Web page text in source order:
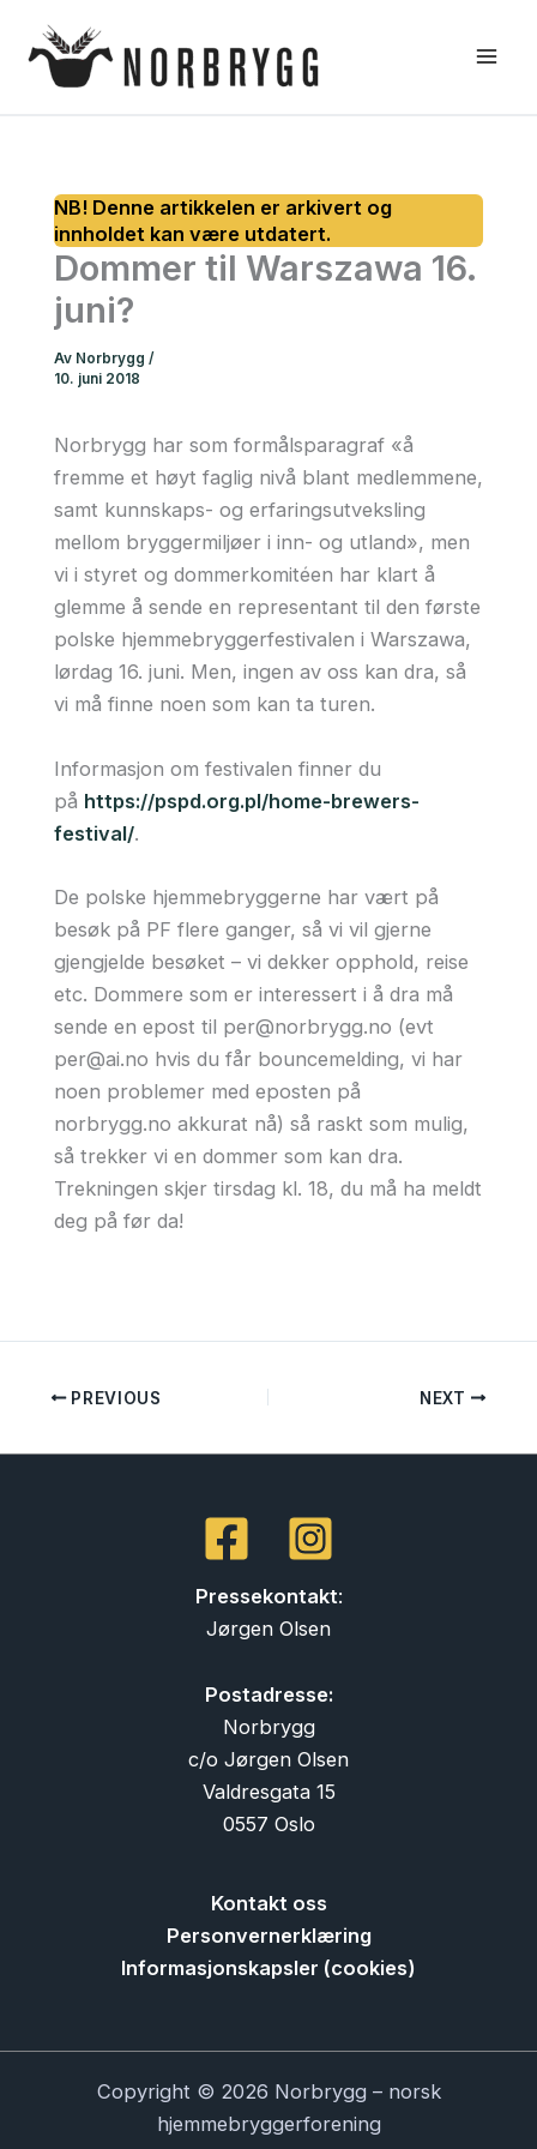
rett
Dommer til Warszawa 16.
juni?
Av Norbrygg /
10. juni 2018
Norbrygg har som formålsparagraf «å
fremme et høyt faglig nivå blant medlemmene,
samt kunnskaps- og erfaringsutveksling
mellom bryggermiljøer i inn- og utland», men
vi i styret og dommerkomitéen har klart å
glemme å sende en representant til den første
polske hjemmebryggerfestivalen i Warszawa,
lørdag 16. juni. Men, ingen av oss kan dra, så
vi må finne noen som kan ta turen.
Informasjon om festivalen finner du
på https://pspd.org.pl/home-brewers-
festival/.
De polske hjemmebryggerne har vært på
besøk på PF flere ganger, så vi vil gjerne
gjengjelde besøket – vi dekker opphold, reise
etc. Dommere som er interessert i å dra må
sende en epost til per@norbrygg.no (evt
per@ai.no hvis du får bouncemelding, vi har
noen problemer med eposten på
norbrygg.no akkurat nå) så raskt som mulig,
så trekker vi en dommer som kan dra.
Trekningen skjer tirsdag kl. 18, du må ha meldt
deg på før da!
PREVIOUS NEXT
Pressekontakt:
Jørgen Olsen
Postadresse:
Norbrygg
c/o Jørgen Olsen
Valdresgata 15
0557 Oslo
Kontakt oss
Personvernerklæring
Informasjonskapsler (cookies)
Copyright © 2026 Norbrygg – norsk
hjemmebryggerforening